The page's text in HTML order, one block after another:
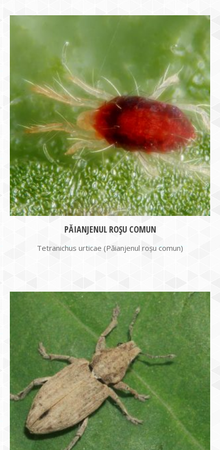
PĂIANJENUL ROŞU COMUN
Tetranichus urticae (Păianjenul roşu comun)